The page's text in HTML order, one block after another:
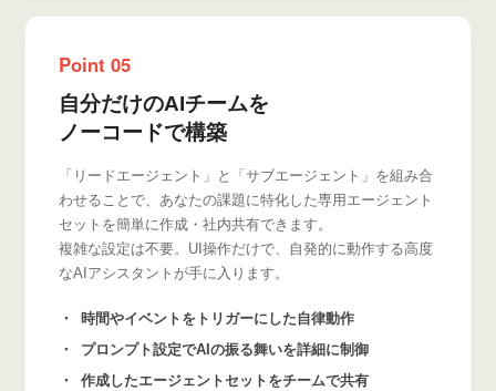
Point 05
自分だけのAIチームを
ノーコードで構築
「リードエージェント」と「サブエージェント」を組み合
わせることで、あなたの課題に特化した専用エージェント
セットを簡単に作成・社内共有できます。
複雑な設定は不要。UI操作だけで、自発的に動作する高度
なAIアシスタントが手に入ります。
時間やイベントをトリガーにした自律動作
プロンプト設定でAIの振る舞いを詳細に制御
作成したエージェントセットをチームで共有